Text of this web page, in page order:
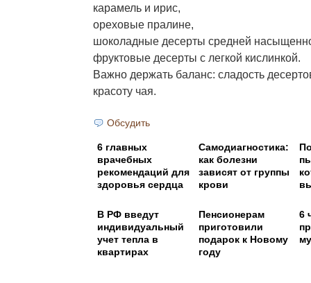
карамель и ирис,
ореховые пралине,
шоколадные десерты средней
фруктовые десерты с легкой кислинкой.
Важно держать баланс: сладость
красоту чая.
Обсудить
6 главных
врачебных
рекомендаций для
здоровья сердца
Самодиагностика:
как болезни
зависят от группы
крови
В РФ введут
индивидуальный
учет тепла в
квартирах
Пенсионерам
приготовили
подарок к Новому
году
6